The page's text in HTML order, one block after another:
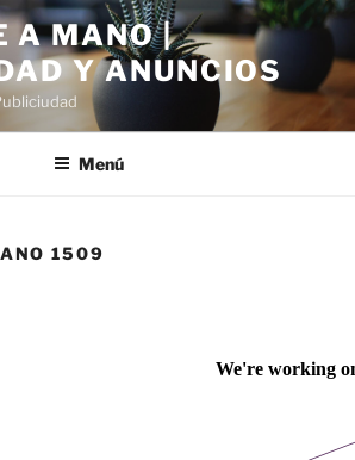
A MANO |
Y ANUNCIOS
Menú
1509